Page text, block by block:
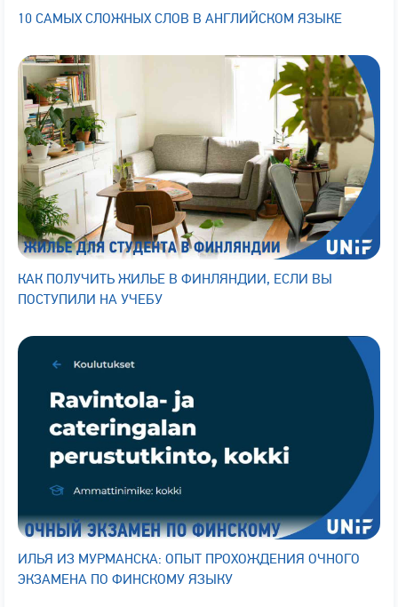
10 САМЫХ СЛОЖНЫХ СЛОВ В АНГЛИЙСКОМ ЯЗЫКЕ
КАК ПОЛУЧИТЬ ЖИЛЬЕ В ФИНЛЯНДИИ, ЕСЛИ ВЫ
ПОСТУПИЛИ НА УЧЕБУ
ИЛЬЯ ИЗ МУРМАНСКА: ОПЫТ ПРОХОЖДЕНИЯ ОЧНОГО
ЭКЗАМЕНА ПО ФИНСКОМУ ЯЗЫКУ